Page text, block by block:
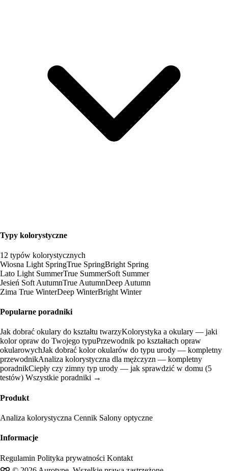
Typy kolorystyczne
12 typów kolorystycznych
Wiosna Light SpringTrue SpringBright Spring
Lato Light SummerTrue SummerSoft Summer
Jesień Soft AutumnTrue AutumnDeep Autumn
Zima True WinterDeep WinterBright Winter
Popularne poradniki
Jak dobrać okulary do kształtu twarzyKolorystyka a okulary — jaki
kolor opraw do Twojego typuPrzewodnik po kształtach opraw
okularowychJak dobrać kolor okularów do typu urody — kompletny
przewodnikAnaliza kolorystyczna dla mężczyzn — kompletny
poradnikCiepły czy zimny typ urody — jak sprawdzić w domu (5
testów) Wszystkie poradniki →
Produkt
Analiza kolorystyczna Cennik Salony optyczne
Informacje
Regulamin Polityka prywatności Kontakt